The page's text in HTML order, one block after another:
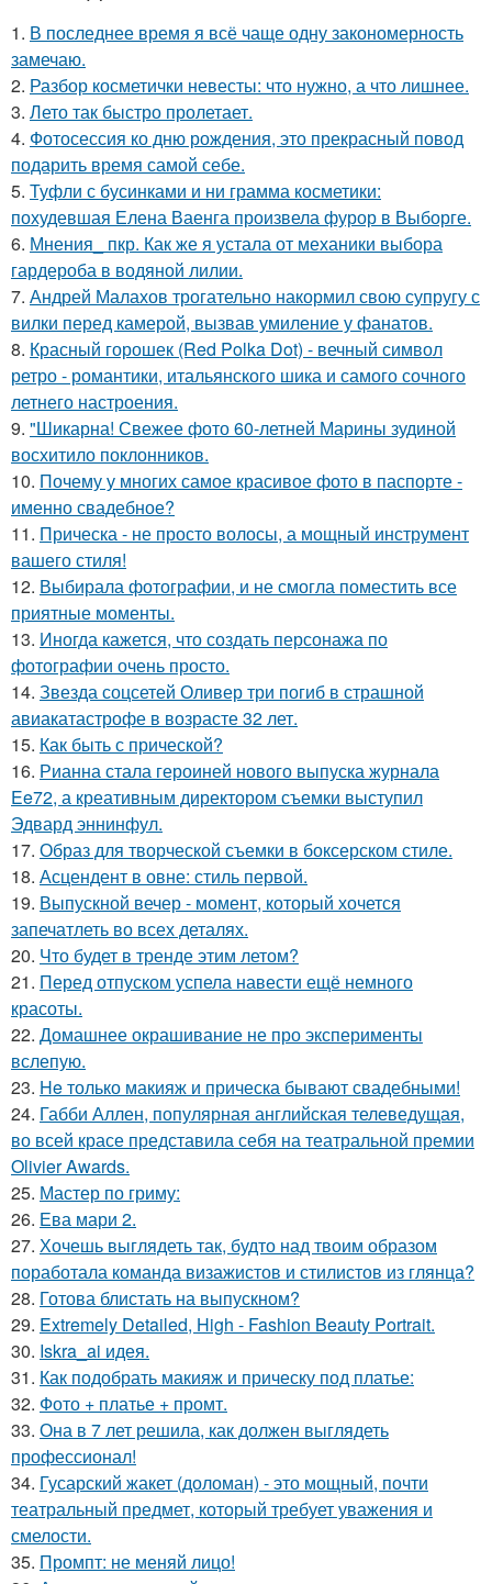
1. В последнее время я всё чаще одну закономерность
замечаю.
2. Разбор косметички невесты: что нужно, а что лишнее.
3. Лето так быстро пролетает.
4. Фотосессия ко дню рождения, это прекрасный повод
подарить время самой себе.
5. Туфли с бусинками и ни грамма косметики:
похудевшая Елена Ваенга произвела фурор в Выборге.
6. Мнения_ пкр. Как же я устала от механики выбора
гардероба в водяной лилии.
7. Андрей Малахов трогательно накормил свою супругу с
вилки перед камерой, вызвав умиление у фанатов.
8. Красный горошек (Red Polka Dot) - вечный символ
ретро - романтики, итальянского шика и самого сочного
летнего настроения.
9. "Шикарна! Свежее фото 60-летней Марины зудиной
восхитило поклонников.
10. Почему у многих самое красивое фото в паспорте -
именно свадебное?
11. Прическа - не просто волосы, а мощный инструмент
вашего стиля!
12. Выбирала фотографии, и не смогла поместить все
приятные моменты.
13. Иногда кажется, что создать персонажа по
фотографии очень просто.
14. Звезда соцсетей Оливер три погиб в страшной
авиакатастрофе в возрасте 32 лет.
15. Как быть с прической?
16. Рианна стала героиней нового выпуска журнала
Ee72, а креативным директором съемки выступил
Эдвард эннинфул.
17. Образ для творческой съемки в боксерском стиле.
18. Асцендент в овне: стиль первой.
19. Выпускной вечер - момент, который хочется
запечатлеть во всех деталях.
20. Что будет в тренде этим летом?
21. Перед отпуском успела навести ещё немного
красоты.
22. Домашнее окрашивание не про эксперименты
вслепую.
23. He только макияж и прическа бывают свадебными!
24. Габби Аллен, популярная английская телеведущая,
во всей красе представила себя на театральной премии
Olivier Awards.
25. Мастер по гриму:
26. Ева мари 2.
27. Хочешь выглядеть так, будто над твоим образом
поработала команда визажистов и стилистов из глянца?
28. Готова блистать на выпускном?
29. Extremely Detailed, High - Fashion Beauty Portrait.
30. Iskra_ai идея.
31. Как подобрать макияж и прическу под платье:
32. Фото + платье + промт.
33. Она в 7 лет решила, как должен выглядеть
профессионал!
34. Гусарский жакет (доломан) - это мощный, почти
театральный предмет, который требует уважения и
смелости.
35. Промпт: не меняй лицо!